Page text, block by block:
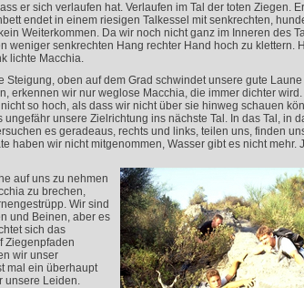
er sich verlaufen hat. Verlaufen im Tal der toten Ziegen.
endet in einem riesigen Talkessel mit senkrechten,
Weiterkommen. Da wir noch nicht ganz im Inneren des
weniger senkrechten Hang rechter Hand hoch zu klettern.
lichte Macchia.
Steigung, oben auf dem Grad schwindet unsere gute
erkennen wir nur weglose Macchia, die immer dichter wird.
so hoch, als dass wir nicht über sie hinweg schauen
unsere Zielrichtung ins nächste Tal. In das Tal, in
es geradeaus, rechts und links, teilen uns, finden
haben wir nicht mitgenommen, Wasser gibt es nicht mehr.
auf uns zu nehmen
zu brechen,
Wir sind
und Beinen, aber es
sich das
Ziegenpfaden
wir unser
mal ein überhaupt
unsere Leiden.